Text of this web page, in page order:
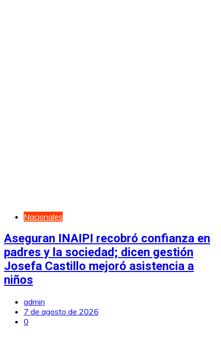
Nacionales
Aseguran INAIPI recobró confianza en
padres y la sociedad; dicen gestión
Josefa Castillo mejoró asistencia a
niños
admin
7 de agosto de 2026
0